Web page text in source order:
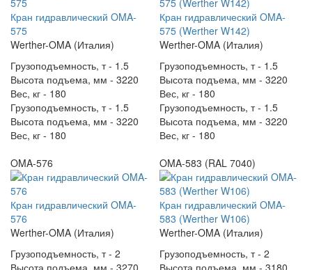
Кран гидравлический OMA-
575
Werther-OMA (Италия)
Грузоподъемность, т - 1.5
Высота подъема, мм - 3220
Вес, кг - 180
Грузоподъемность, т - 1.5
Высота подъема, мм - 3220
Вес, кг - 180
Кран гидравлический OMA-
575 (Werther W142)
Werther-OMA (Италия)
Грузоподъемность, т - 1.5
Высота подъема, мм - 3220
Вес, кг - 180
Грузоподъемность, т - 1.5
Высота подъема, мм - 3220
Вес, кг - 180
OMA-576
Кран гидравлический OMA-
576
Werther-OMA (Италия)
Грузоподъемность, т - 2
Высота подъема, мм - 3270
OMA-583 (RAL 7040)
Кран гидравлический OMA-
583 (Werther W106)
Werther-OMA (Италия)
Грузоподъемность, т - 2
Высота подъема, мм - 3180